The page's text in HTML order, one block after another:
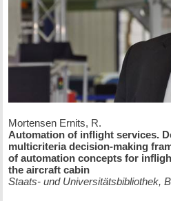
Mortensen Ernits, R.
Automation of inflight services.
multicriteria decision-making
of automation concepts for
the aircraft cabin
Staats- und Universitätsbibliothek,